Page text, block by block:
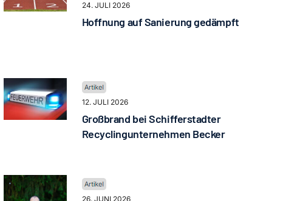
24. JULI 2026
Hoffnung auf Sanierung gedämpft
12. JULI 2026
Großbrand bei Schifferstadter
Recyclingunternehmen Becker
26. JUNI 2026